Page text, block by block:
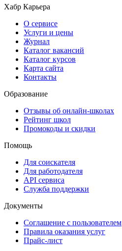
Хабр Карьера
О сервисе
Услуги и цены
Журнал
Каталог вакансий
Каталог курсов
Карта сайта
Контакты
Образование
Отзывы об онлайн-школах
Рейтинг школ
Промокоды и скидки
Помощь
Для соискателя
Для работодателя
API сервиса
Служба поддержки
Документы
Соглашение с пользователем
Правила оказания услуг
Прайс-лист